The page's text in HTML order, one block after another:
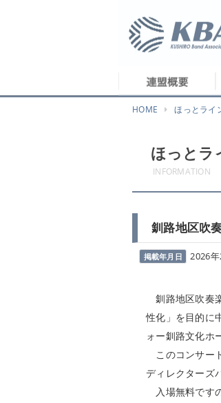
HOME ほっとライ
ほっとラ
INFORMATION
釧路地区吹
掲載年月日 2026
釧路地区吹奏
性化」を目的に
ォー釧路文化ホ
このコンサー
ディレクターズ
入場無料です